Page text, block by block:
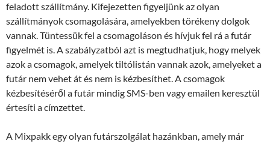
feladott szállítmány. Kifejezetten figyeljünk az olyan
szállítmányok csomagolására, amelyekben törékeny dolgok
vannak. Tüntessük fel a csomagoláson és hívjuk fel rá a futár
figyelmét is. A szabályzatból azt is megtudhatjuk, hogy melyek
azok a csomagok, amelyek tiltólistán vannak azok, amelyeket a
futár nem vehet át és nem is kézbesíthet. A csomagok
kézbesítéséről a futár mindig SMS-ben vagy emailen keresztül
értesíti a címzettet.
A Mixpakk egy olyan futárszolgálat hazánkban, amely már